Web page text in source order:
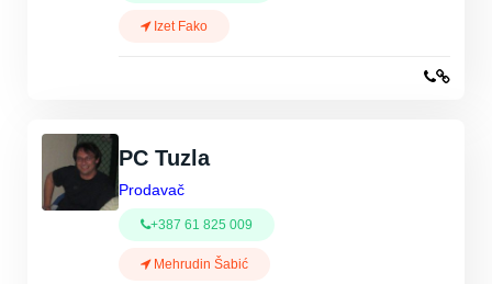
Izet Fako
PC Tuzla
Prodavač
+387 61 825 009
Mehrudin Šabić